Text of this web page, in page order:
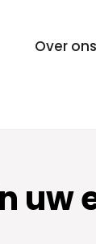
Over ons
uw